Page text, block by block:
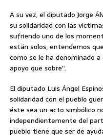
A su vez, el diputado Jorge
su solidaridad con las
sufriendo uno de los
están solos, entendemos
como se le ha denominado
apoyo que sobre”.
El diputado Luis Ángel
solidaridad con el pueblo
éste sea un acto simbólico
independientemente del
pueblo tiene que ser de